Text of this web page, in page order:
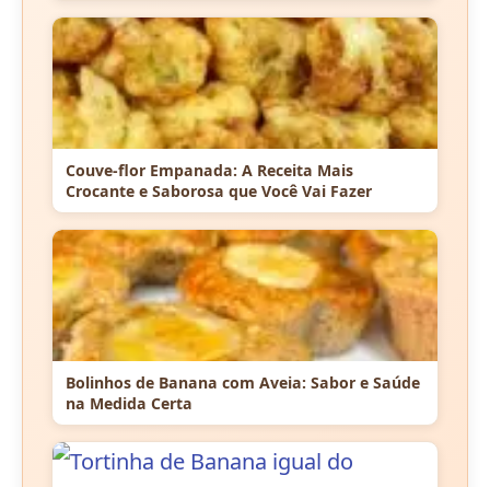
Couve-flor Empanada: A Receita Mais
Crocante e Saborosa que Você Vai Fazer
Bolinhos de Banana com Aveia: Sabor e Saúde
na Medida Certa